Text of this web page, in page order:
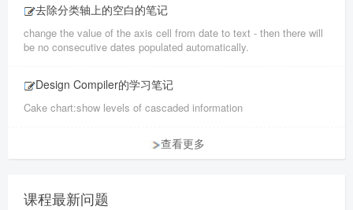
去除分类轴上的空白的笔记
change the value of the axis cell from date to text - then there will
be no consecutive dates populated automatically.
Design Compiler的学习笔记
Cake chart:show levels of cascaded information
查看更多
课程最新问题